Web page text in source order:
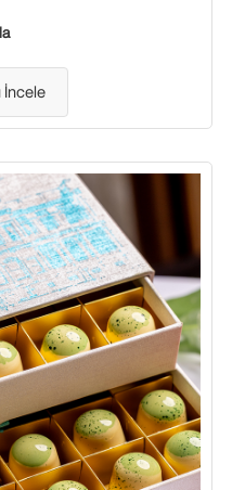
İncele